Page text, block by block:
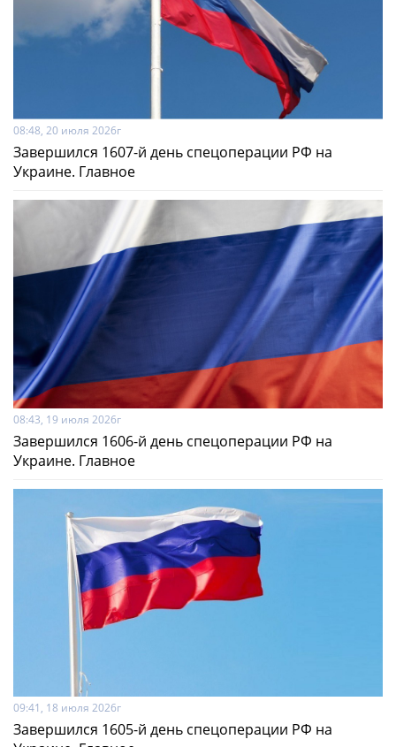
08:48, 20 июля 2026г
Завершился 1607-й день спецоперации РФ на
Украине. Главное
08:43, 19 июля 2026г
Завершился 1606-й день спецоперации РФ на
Украине. Главное
09:41, 18 июля 2026г
Завершился 1605-й день спецоперации РФ на